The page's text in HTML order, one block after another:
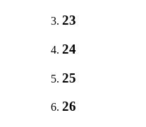
23
24
25
26